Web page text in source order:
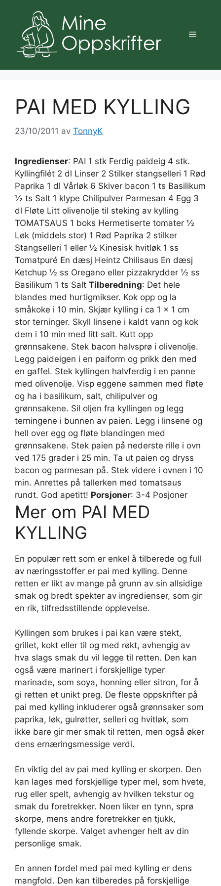
innhold
Meny
PAI MED KYLLING
23/10/2011 av TonnyK
Ingredienser: PAI 1 stk Ferdig paideig 4 stk.
Kyllingfilét 2 dl Linser 2 Stilker stangselleri 1 Rød
Paprika 1 dl Vårløk 6 Skiver bacon 1 ts Basilikum
½ ts Salt 1 klype Chilipulver Parmesan 4 Egg 3
dl Fløte Litt olivenolje til steking av kylling
TOMATSAUS 1 boks Hermetiserte tomater ½
Løk (middels stor) 1 Rød Paprika 2 stilker
Stangselleri 1 eller ½ Kinesisk hvitløk 1 ss
Tomatpuré En dæsj Heintz Chilisaus En dæsj
Ketchup ½ ss Oregano eller pizzakrydder ½ ss
Basilikum 1 ts Salt Tilberedning: Det hele
blandes med hurtigmikser. Kok opp og la
småkoke i 10 min. Skjær kylling i ca 1 x 1 cm
stor terninger. Skyll linsene i kaldt vann og kok
dem i 10 min med litt salt. Kutt opp
grønnsakene. Stek bacon halvsprø i olivenolje.
Legg paideigen i en paiform og prikk den med
en gaffel. Stek kyllingen halvferdig i en panne
med olivenolje. Visp eggene sammen med fløte
og ha i basilikum, salt, chilipulver og
grønnsakene. Sil oljen fra kyllingen og legg
terningene i bunnen av paien. Legg i linsene og
hell over egg og fløte blandingen med
grønnsakene. Stek paien på nederste rille i ovn
ved 175 grader i 25 min. Ta ut paien og dryss
bacon og parmesan på. Stek videre i ovnen i 10
min. Anrettes på tallerken med tomatsaus
rundt. God apetitt! Porsjoner: 3-4 Posjoner
Mer om PAI MED
KYLLING
En populær rett som er enkel å tilberede og full
av næringsstoffer er pai med kylling. Denne
retten er likt av mange på grunn av sin allsidige
smak og bredt spekter av ingredienser, som gir
en rik, tilfredsstillende opplevelse.
Kyllingen som brukes i pai kan være stekt,
grillet, kokt eller til og med røkt, avhengig av
hva slags smak du vil legge til retten. Den kan
også være marinert i forskjellige typer
marinade, som soya, honning eller sitron, for å
gi retten et unikt preg. De fleste oppskrifter på
pai med kylling inkluderer også grønnsaker som
paprika, løk, gulrøtter, selleri og hvitløk, som
ikke bare gir mer smak til retten, men også øker
dens ernæringsmessige verdi.
En viktig del av pai med kylling er skorpen. Den
kan lages med forskjellige typer mel, som hvete,
rug eller spelt, avhengig av hvilken tekstur og
smak du foretrekker. Noen liker en tynn, sprø
skorpe, mens andre foretrekker en tjukk,
fyllende skorpe. Valget avhenger helt av din
personlige smak.
En annen fordel med pai med kylling er dens
mangfold. Den kan tilberedes på forskjellige